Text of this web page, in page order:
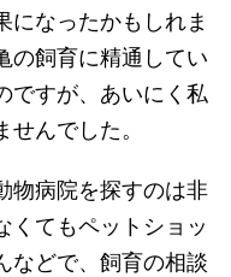
になったかもしれま
の飼育に精通してい
ですが、あいにく私
んでした。
物病院を探すのは非
くてもペットショッ
などで、飼育の相談